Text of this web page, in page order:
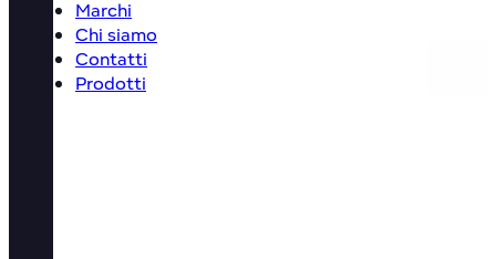
Marchi
Chi siamo
Contatti
Prodotti